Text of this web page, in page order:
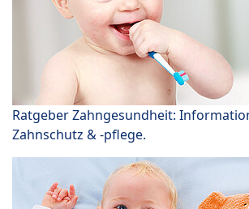
Ratgeber Zahngesundheit:
Zahnschutz & -pflege.